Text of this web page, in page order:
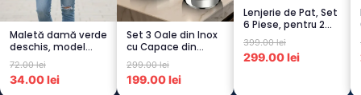
Maletă damă verde
deschis, model
raiat
72.00 lei
34.00 lei
Set 3 Oale din Inox
cu Capace din
Sticlă
Termorezistent...
299.00 lei
199.00 lei
Lenjerie de Pat, Set
6 Piese, pentru 2
persoana, CAPUCI...
399.00 lei
299.00 lei